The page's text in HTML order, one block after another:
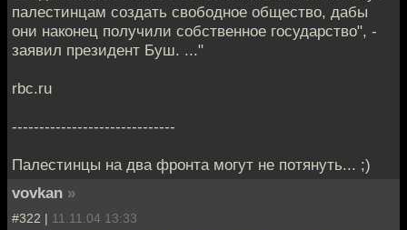
палестинцам создать свободное общество, дабы
они наконец получили собственное государство", -
заявил президент Буш. ..."
rbc.ru
------------------------------
Палестинцы на два фронта могут не потянуть... ;)
vovkan »
#322 | 11.11.04 13:33